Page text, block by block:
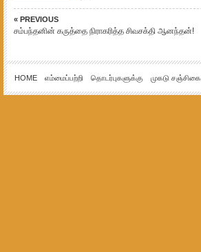
« PREVIOUS
சம்பந்தனின் கருத்தை நிராகரித்த சிவசக்தி ஆனந்தன்!
HOME எம்மைப்பற்றி தொடர்புகளுக்கு முகடு சஞ்சிகை